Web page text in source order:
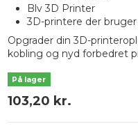
Blv 3D Printer
3D-printere der
Opgrader din 3D-
kobling og nyd forbedret
På lager
103,20 kr.